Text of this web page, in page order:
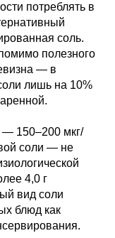
потреблять в
соль.
полезного
— в
лишь на 10%
— 150–200 мкг/
соли — не
4,0 г
вид соли
блюд как